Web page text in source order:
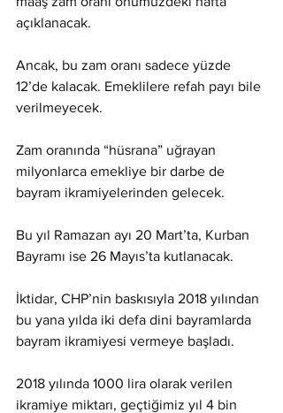
açıklanacak.
Ancak, bu zam oranı sadece yüzde
12’de kalacak. Emeklilere refah payı bile
verilmeyecek.
Zam oranında “hüsrana” uğrayan
milyonlarca emekliye bir darbe de
bayram ikramiyelerinden gelecek.
Bu yıl Ramazan ayı 20 Mart’ta, Kurban
Bayramı ise 26 Mayıs’ta kutlanacak.
İktidar, CHP’nin baskısıyla 2018 yılından
bu yana yılda iki defa dini bayramlarda
bayram ikramiyesi vermeye başladı.
2018 yılında 1000 lira olarak verilen
ikramiye miktarı, geçtiğimiz yıl 4 bin